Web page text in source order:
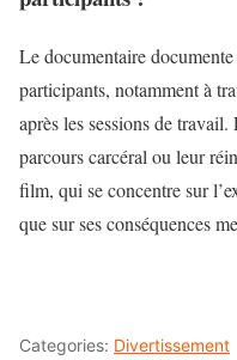
Le documentaire
participants, notamment à
après les sessions de
parcours carcéral ou leur
film, qui se concentre sur
que sur ses conséquences
Categories: Divertissement